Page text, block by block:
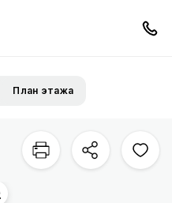
План этажа